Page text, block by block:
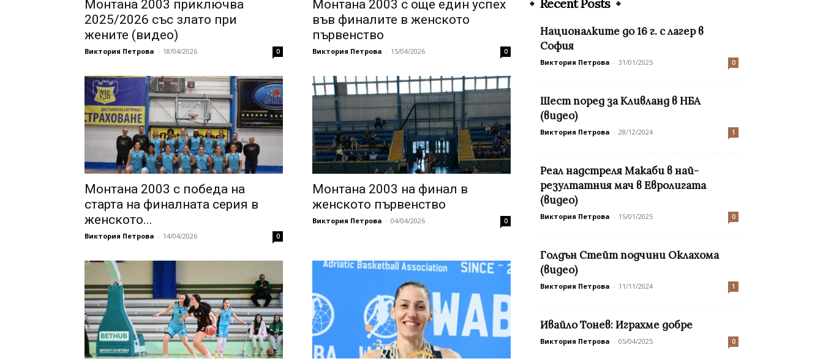
Монтана 2003 приключва
2025/2026 със злато при
жените (видео)
Виктория Петрова - 18/04/2026 0
Монтана 2003 с още един успех
във финалите в женското
първенство
Виктория Петрова - 15/04/2026 0
Монтана 2003 с победа на
старта на финалната серия в
женското...
Виктория Петрова - 14/04/2026 0
Монтана 2003 на финал в
женското първенство
Виктория Петрова - 04/04/2026 0
Recent Posts
Националките до 16 г. с лагер в
София
Виктория Петрова - 31/01/2025 0
Шест поред за Кливланд в НБА
(видео)
Виктория Петрова - 28/12/2024 1
Реал надстреля Макаби в най-
резултатния мач в Евролигата
(видео)
Виктория Петрова - 15/01/2025 0
Голдън Стейт подчини Оклахома
(видео)
Виктория Петрова - 11/11/2024 1
Ивайло Тонев: Играхме добре
Виктория Петрова - 05/04/2025 0